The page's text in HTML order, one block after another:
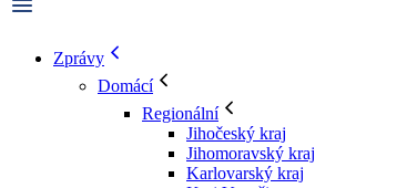
Zprávy
Domácí
Regionální
Jihočeský kraj
Jihomoravský kraj
Karlovarský kraj